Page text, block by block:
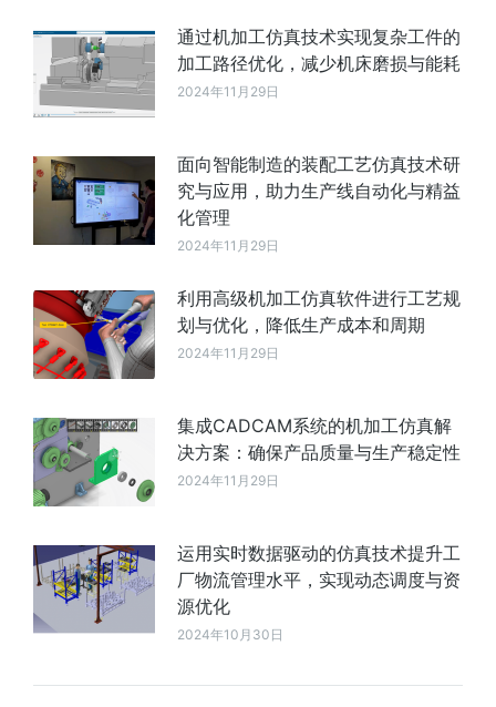
通过机加工仿真技术实现复杂工件的
加工路径优化，减少机床磨损与能耗
2024年11月29日
面向智能制造的装配工艺仿真技术研
究与应用，助力生产线自动化与精益
化管理
2024年11月29日
利用高级机加工仿真软件进行工艺规
划与优化，降低生产成本和周期
2024年11月29日
集成CADCAM系统的机加工仿真解
决方案：确保产品质量与生产稳定性
2024年11月29日
运用实时数据驱动的仿真技术提升工
厂物流管理水平，实现动态调度与资
源优化
2024年10月30日